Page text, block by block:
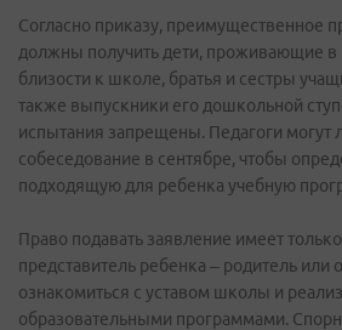
Согласно приказу, преимущественное
должны получить дети, проживающие в
близости к школе, братья и сестры
также выпускники его дошкольной
испытания запрещены. Педагоги могут
собеседование в сентябре, чтобы
подходящую для ребенка учебную
Право подавать заявление имеет
представитель ребенка – родитель или
ознакомиться с уставом школы и
образовательными программами.